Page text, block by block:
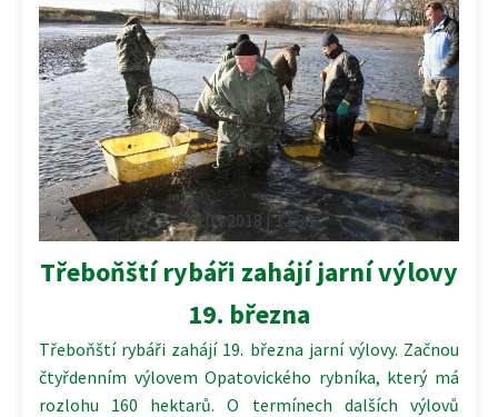
14.03.2018 | 12:30
Třeboňští rybáři zahájí jarní výlovy
19. března
Třeboňští rybáři zahájí 19. března jarní výlovy. Začnou
čtyřdenním výlovem Opatovického rybníka, který má
rozlohu 160 hektarů. O termínech dalších výlovů